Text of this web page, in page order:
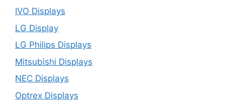
IVO Displays
LG Display
LG Philips Displays
Mitsubishi Displays
NEC Displays
Optrex Displays